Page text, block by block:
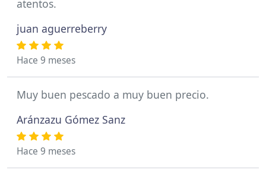
atentos.
juan aguerreberry
Hace 9 meses
Muy buen pescado a muy buen precio.
Aránzazu Gómez Sanz
Hace 9 meses